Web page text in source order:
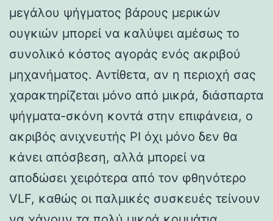
μεγάλου ψήγματος βάρους μερικών
ουγκιών μπορεί να καλύψει αμέσως το
συνολικό κόστος αγοράς ενός ακριβού
μηχανήματος. Αντίθετα, αν η περιοχή σας
χαρακτηρίζεται μόνο από μικρά, διάσπαρτα
ψήγματα-σκόνη κοντά στην επιφάνεια, ο
ακριβός ανιχνευτής PI όχι μόνο δεν θα
κάνει απόσβεση, αλλά μπορεί να
αποδώσει χειρότερα από τον φθηνότερο
VLF, καθώς οι παλμικές συσκευές τείνουν